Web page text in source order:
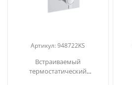
Артикул:948722KS
Встраиваемый
термостатический